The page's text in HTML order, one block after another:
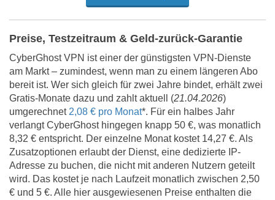
Preise, Testzeitraum & Geld-zurück-Garantie
CyberGhost VPN ist einer der günstigsten VPN-Dienste
am Markt – zumindest, wenn man zu einem längeren Abo
bereit ist. Wer sich gleich für zwei Jahre bindet, erhält zwei
Gratis-Monate dazu und zahlt aktuell (21.04.2026)
umgerechnet 2,08 € pro Monat*. Für ein halbes Jahr
verlangt CyberGhost hingegen knapp 50 €, was monatlich
8,32 € entspricht. Der einzelne Monat kostet 14,27 €. Als
Zusatzoptionen erlaubt der Dienst, eine dedizierte IP-
Adresse zu buchen, die nicht mit anderen Nutzern geteilt
wird. Das kostet je nach Laufzeit monatlich zwischen 2,50
€ und 5 €. Alle hier ausgewiesenen Preise enthalten die